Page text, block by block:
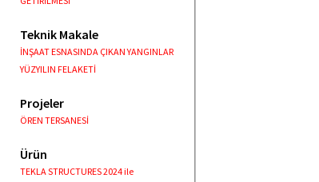
Teknik Makale
İNŞAAT ESNASINDA ÇIKAN YANGINLAR
YÜZYILIN FELAKETİ
Projeler
ÖREN TERSANESİ
Ürün
TEKLA STRUCTURES 2024 ile